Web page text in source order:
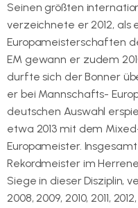
Seinen größten
verzeichnete er 2012, als
Europameisterschaften
EM gewann er zudem
durfte sich der Bonner
er bei Mannschafts-
deutschen Auswahl
etwa 2013 mit dem
Europameister.
Rekordmeister im
Siege in dieser Disziplin,
2008, 2009, 2010, 2011,